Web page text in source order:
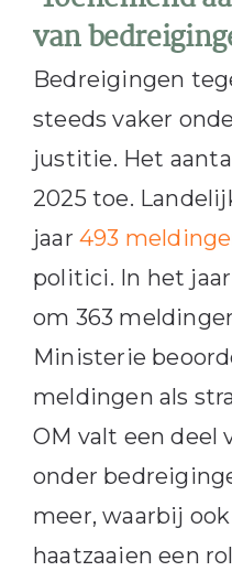
van
Bedreigingen
steeds vaker
justitie. Het
2025 toe.
jaar 493
politici. In het
om 363
Ministerie
meldingen als
OM valt een deel
onder
meer, waarbij
haatzaaien een